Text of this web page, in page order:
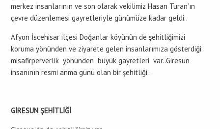
merkez insanlarının ve son olarak vekilimiz Hasan Turan’ın
çevre düzenlemesi gayretleriyle günümüze kadar geldi..
Afyon İscehisar ilçesi Doğanlar köyünün de şehitliğimizi
koruma yönünden ve ziyarete gelen insanlarımıza gösterdiği
misafirperverlik yönünden büyük gayretleri var..Giresun
insanının resmi anma günü olan bir şehitliği..
GİRESUN ŞEHİTLİĞİ